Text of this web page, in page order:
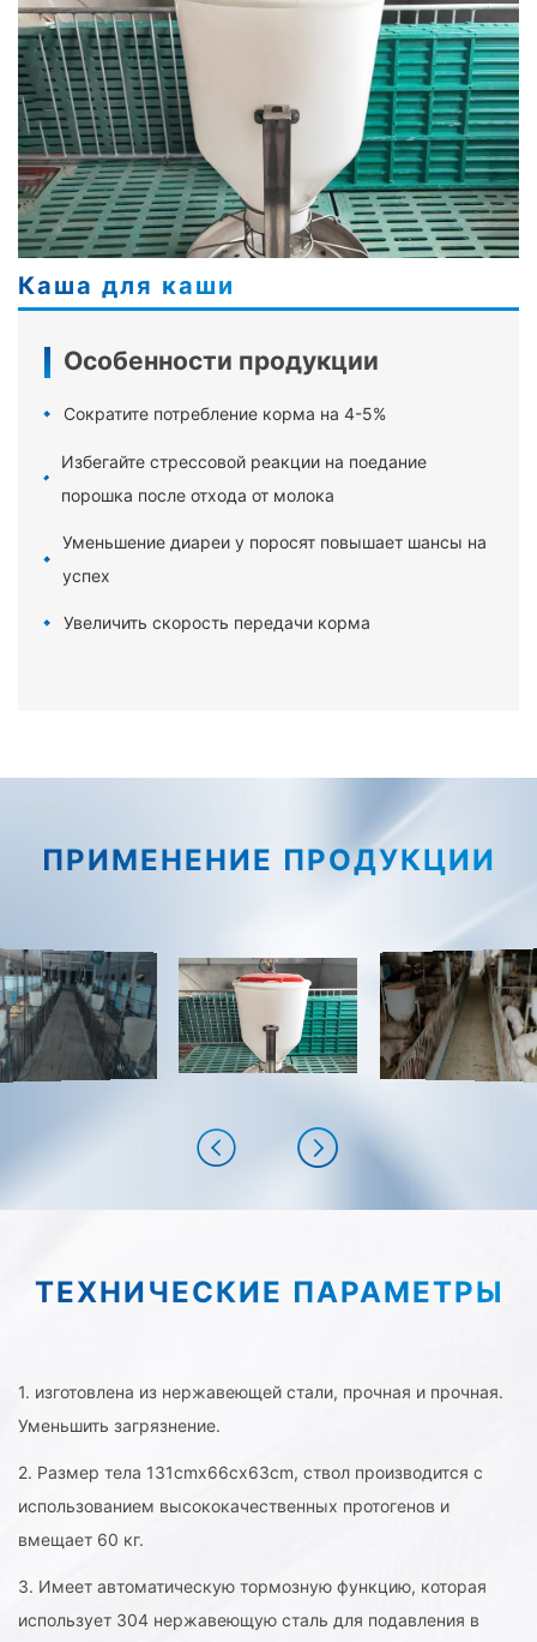
Каша для каши
Особенности продукции
Сократите потребление корма на 4-5%
Избегайте стрессовой реакции на поедание
порошка после отхода от молока
Уменьшение диареи у поросят повышает шансы на
успех
Увеличить скорость передачи корма
ПРИМЕНЕНИЕ ПРОДУКЦИИ
ТЕХНИЧЕСКИЕ ПАРАМЕТРЫ
1. изготовлена из нержавеющей стали, прочная и прочная.
Уменьшить загрязнение.
2. Размер тела 131cmx66cx63cm, ствол производится с
использованием высококачественных протогенов и
вмещает 60 кг.
3. Имеет автоматическую тормозную функцию, которая
использует 304 нержавеющую сталь для подавления в